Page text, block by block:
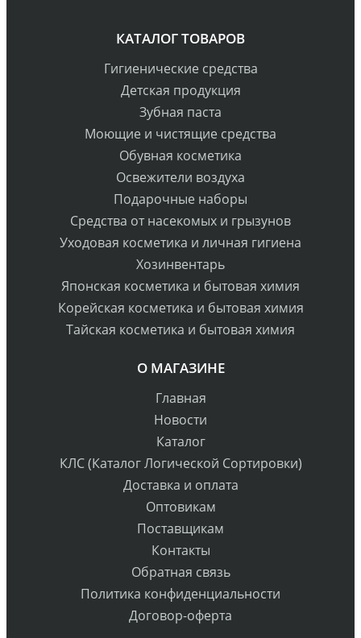
КАТАЛОГ ТОВАРОВ
Гигиенические средства
Детская продукция
Зубная паста
Моющие и чистящие средства
Обувная косметика
Освежители воздуха
Подарочные наборы
Средства от насекомых и грызунов
Уходовая косметика и личная гигиена
Хозинвентарь
Японская косметика и бытовая химия
Корейская косметика и бытовая химия
Тайская косметика и бытовая химия
О МАГАЗИНЕ
Главная
Новости
Каталог
КЛС (Каталог Логической Сортировки)
Доставка и оплата
Оптовикам
Поставщикам
Контакты
Обратная связь
Политика конфиденциальности
Договор-оферта